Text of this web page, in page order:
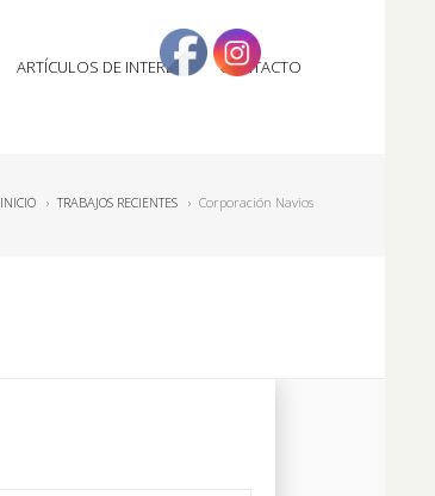
ARTÍCULOS DE INTERÉS CONTACTO
INICIO ›TRABAJOS RECIENTES › Corporación Navios